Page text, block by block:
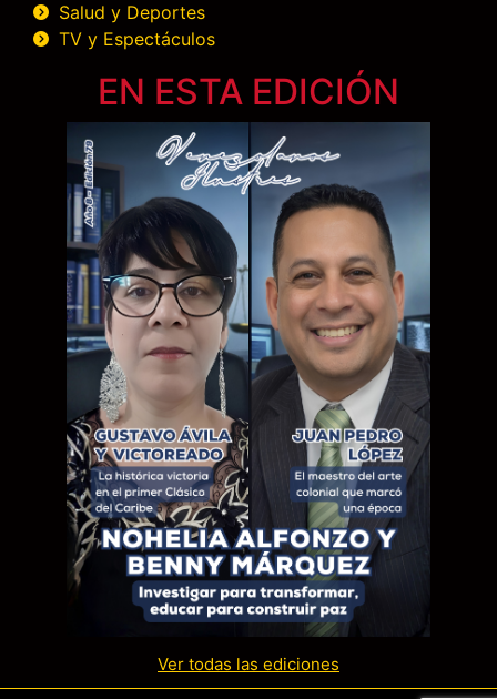
Salud y Deportes
TV y Espectáculos
EN ESTA EDICIÓN
Ver todas las ediciones